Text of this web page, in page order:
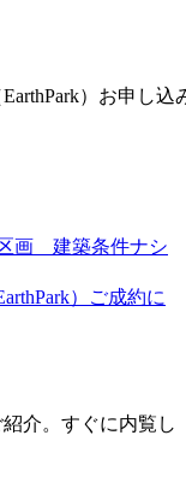
）お申し込
画 建築条件ナシ
）ご成約に
介。すぐに内覧し